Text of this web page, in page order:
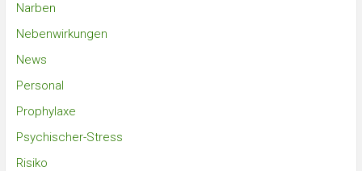
Narben
Nebenwirkungen
News
Personal
Prophylaxe
Psychischer-Stress
Risiko